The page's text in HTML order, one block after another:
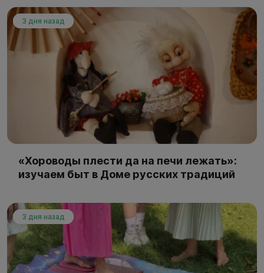
3 дня назад
«Хороводы плести да на печи лежать»:
изучаем быт в Доме русских традиций
3 дня назад